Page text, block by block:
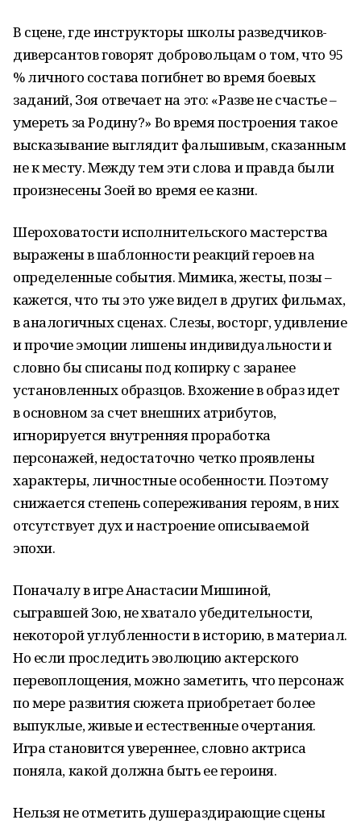
В сцене, где инструкторы школы разведчиков-
диверсантов говорят добровольцам о том, что 95
% личного состава погибнет во время боевых
заданий, Зоя отвечает на это: «Разве не счастье –
умереть за Родину?» Во время построения такое
высказывание выглядит фальшивым, сказанным
не к месту. Между тем эти слова и правда были
произнесены Зоей во время ее казни.
Шероховатости исполнительского мастерства
выражены в шаблонности реакций героев на
определенные события. Мимика, жесты, позы –
кажется, что ты это уже видел в других фильмах,
в аналогичных сценах. Слезы, восторг, удивление
и прочие эмоции лишены индивидуальности и
словно бы списаны под копирку с заранее
установленных образцов. Вхожение в образ идет
в основном за счет внешних атрибутов,
игнорируется внутренняя проработка
персонажей, недостаточно четко проявлены
характеры, личностные особенности. Поэтому
снижается степень сопереживания героям, в них
отсутствует дух и настроение описываемой
эпохи.
Поначалу в игре Анастасии Мишиной,
сыгравшей Зою, не хватало убедительности,
некоторой углубленности в историю, в материал.
Но если проследить эволюцию актерского
перевоплощения, можно заметить, что персонаж
по мере развития сюжета приобретает более
выпуклые, живые и естественные очертания.
Игра становится увереннее, словно актриса
поняла, какой должна быть ее героиня.
Нельзя не отметить душераздирающие сцены